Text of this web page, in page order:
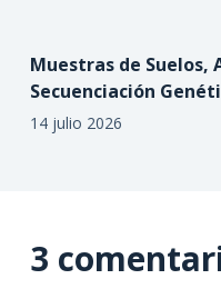
Muestras de Suelos,
Secuenciación
14 julio 2026
3